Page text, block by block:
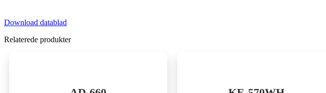
Download datablad
Relaterede produkter